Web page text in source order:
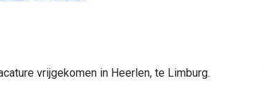
vrijgekomen in Heerlen, te Limburg.